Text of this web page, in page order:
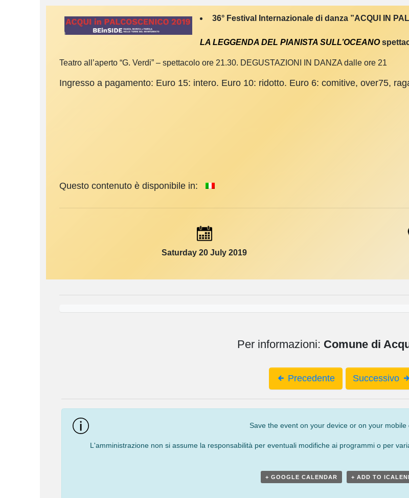
36° Festival Internazionale di danza ”ACQUI IN
LA LEGGENDA DEL PIANISTA SULL’OCEANO
Teatro all’aperto “G. Verdi” – spettacolo ore 21.30. DEGUSTAZIONI IN DANZA dalle ore 21
Ingresso a pagamento: Euro 15: intero. Euro 10: ridotto. Euro 6: comitive, over75,
Questo contenuto è disponibile in:
Saturday 20 July 2019
Per informazioni: Comune di
Navigation
Precedente Successivo
Save the event on your device or on your mobile
L'amministrazione non si assume la responsabilità per eventuali modifiche ai programmi o per
+ GOOGLE CALENDAR + ADD TO